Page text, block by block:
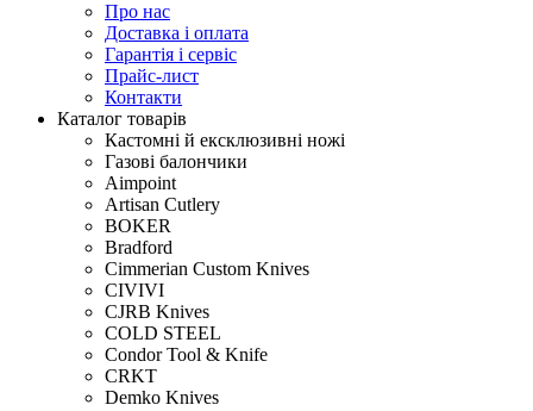
Про нас
Доставка і оплата
Гарантія і сервіс
Прайс-лист
Контакти
Каталог товарів
Кастомні й ексклюзивні ножі
Газові балончики
Aimpoint
Artisan Cutlery
BOKER
Bradford
Cimmerian Custom Knives
CIVIVI
CJRB Knives
COLD STEEL
Condor Tool & Knife
CRKT
Demko Knives